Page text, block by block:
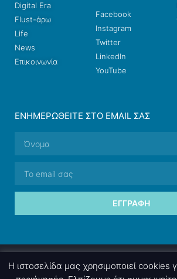
Digital Era
Flust-άρω
Life
News
Επικοινωνία
Facebook
Instagram
Twitter
LinkedIn
YouTube
ΕΝΗΜΕΡΩΘΕΊΤΕ ΣΤΟ EMAIL ΣΑΣ
ΕΓΓΡΑΦΉ
Η ιστοσελίδα μας χρησιμοποιεί cookies